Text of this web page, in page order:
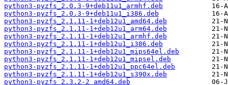
python3-pyzfs_2.0.3-9+deb11u1_armhf.deb
python3-pyzfs_2.0.3-9+deb11u1_i386.deb
python3-pyzfs_2.1.11-1+deb12u1_amd64.deb
python3-pyzfs_2.1.11-1+deb12u1_arm64.deb
python3-pyzfs_2.1.11-1+deb12u1_armhf.deb
python3-pyzfs_2.1.11-1+deb12u1_i386.deb
python3-pyzfs_2.1.11-1+deb12u1_mips64el.deb
python3-pyzfs_2.1.11-1+deb12u1_mipsel.deb
python3-pyzfs_2.1.11-1+deb12u1_ppc64el.deb
python3-pyzfs_2.1.11-1+deb12u1_s390x.deb
python3-pyzfs_2.3.2-2_amd64.deb